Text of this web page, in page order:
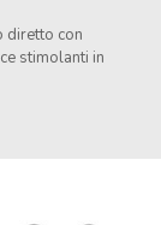
diretto con
stimolanti in